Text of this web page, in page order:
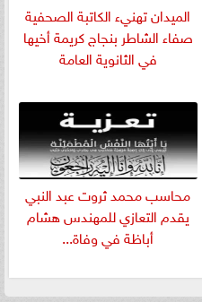
الميدان تهنيء الكاتبة الصحفية
صفاء الشاطر بنجاج كريمة أخيها
في الثانوية العامة
​محاسب محمد ثروت عبد النبي
يقدم التعازي للمهندس هشام
أباظة في وفاة...